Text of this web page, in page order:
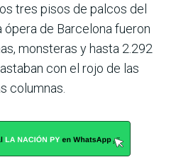
tres pisos de palcos del
de Barcelona fueron
monsteras y hasta 2.292
con el rojo de las
columnas.